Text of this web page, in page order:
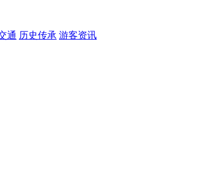
通 历史传承 游客资讯